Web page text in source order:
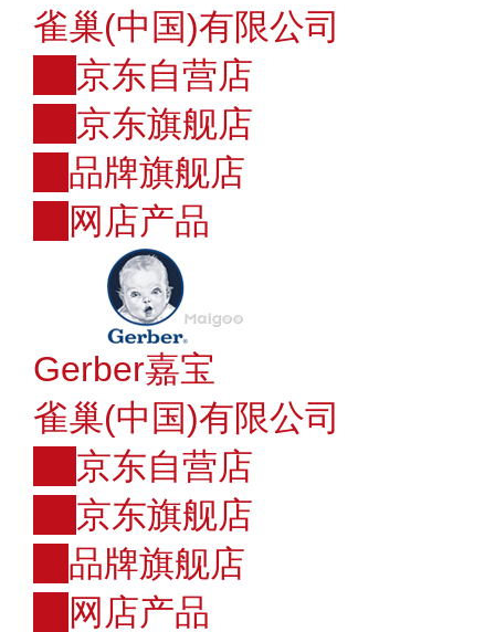
雀巢(中国)有限公司
京东自营店
京东旗舰店
品牌旗舰店
网店产品
Gerber嘉宝
雀巢(中国)有限公司
京东自营店
京东旗舰店
品牌旗舰店
网店产品